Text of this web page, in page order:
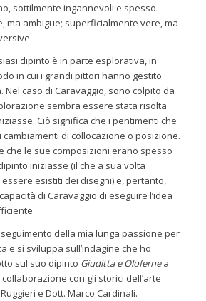
sottilmente ingannevoli e spesso
ma ambigue; superficialmente vere, ma
dipinto è in parte esplorativa, in
in cui i grandi pittori hanno gestito
caso di Caravaggio, sono colpito da
sembra essere stata risolta
Ciò significa che i pentimenti che
di collocazione o posizione.
che le sue composizioni erano spesso
iniziasse (il che a sua volta
esistiti dei disegni) e, pertanto,
di Caravaggio di eseguire l’idea
della mia lunga passione per
e si sviluppa sull’indagine che ho
sul suo dipinto Giuditta e Olofernea
con gli storici dell’arte
e Dott. Marco Cardinali.